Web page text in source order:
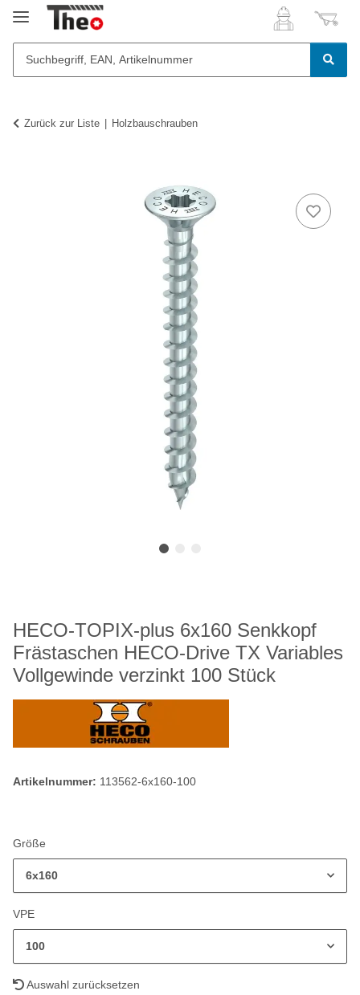
Zurück zur Liste Holzbauschrauben
HECO-TOPIX-plus 6x160 Senkkopf
Frästaschen HECO-Drive TX Variables
Vollgewinde verzinkt 100 Stück
Artikelnummer: 113562-6x160-100
Größe
6x160
VPE
100
Auswahl zurücksetzen